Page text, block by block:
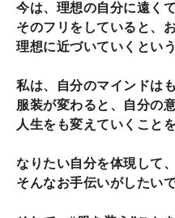
今は、理想の自分に遠くて
そのフリをしていると、
理想に近づいていくとい
私は、自分のマインドは
服装が変わると、自分の
人生をも変えていくこと
なりたい自分を体現して
そんなお手伝いがしたいで